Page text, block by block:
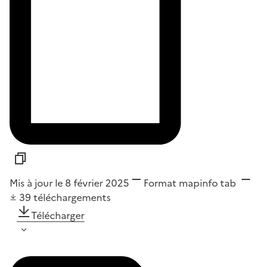
Mis à jour le 8 février 2025 Format mapinfo tab
39 téléchargements
Télécharger